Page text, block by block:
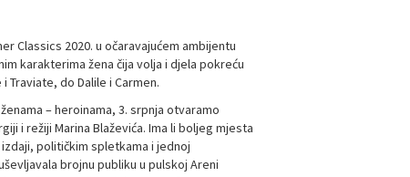
Classics 2020. u očaravajućem ambijentu
karakterima žena čija volja i djela pokreću
do Dalile i Carmen.
– heroinama, 3. srpnja otvaramo
i režiji Marina Blaževića. Ima li boljeg mjesta
političkim spletkama i jednoj
brojnu publiku u pulskoj Areni